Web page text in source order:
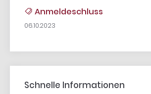
Anmeldeschluss
06.10.2023
Schnelle Informationen